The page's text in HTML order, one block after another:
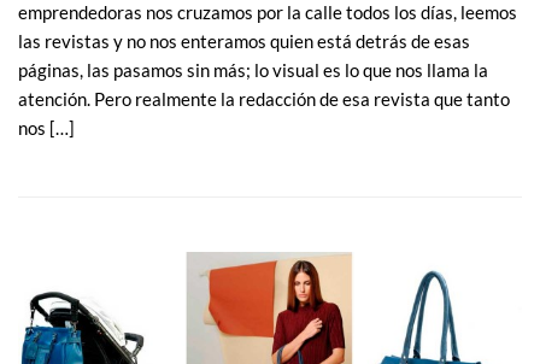
emprendedoras nos cruzamos por la calle todos los días, leemos
las revistas y no nos enteramos quien está detrás de esas
páginas, las pasamos sin más; lo visual es lo que nos llama la
atención. Pero realmente la redacción de esa revista que tanto
nos […]